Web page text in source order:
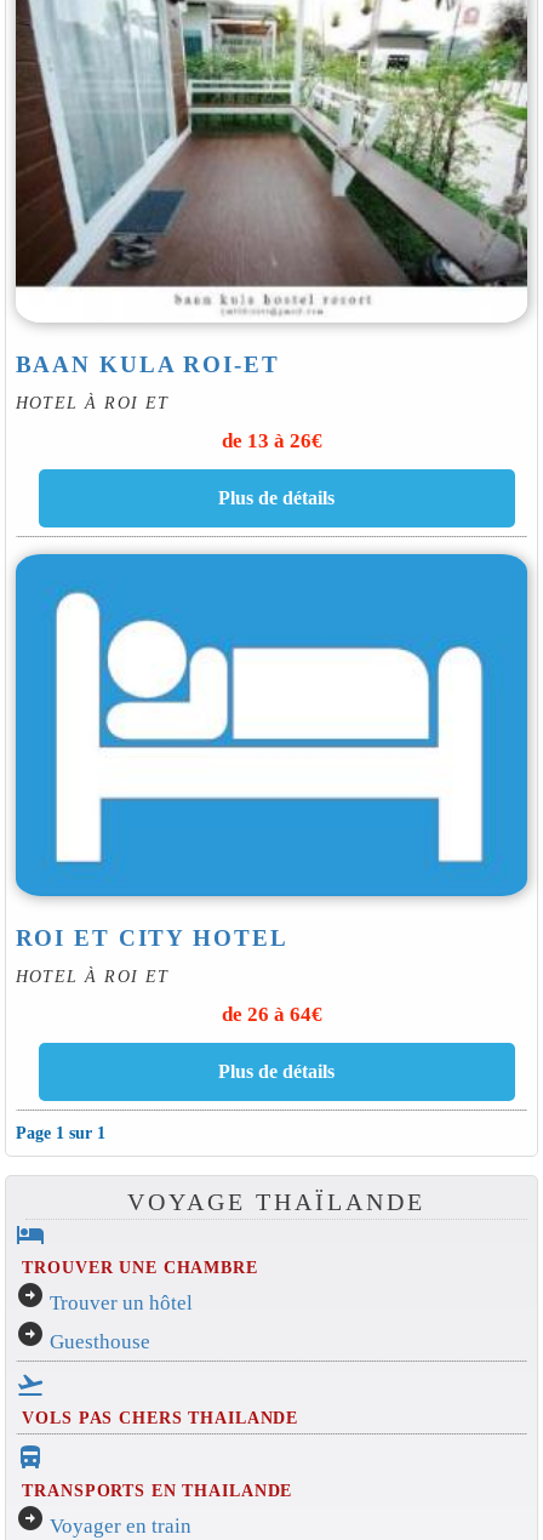
BAAN KULA ROI-ET
HOTEL À ROI ET
de 13 à 26€
ROI ET CITY HOTEL
HOTEL À ROI ET
de 26 à 64€
Page 1 sur 1
VOYAGE THAÏLANDE
hotel
TROUVER UNE CHAMBRE
arrow_circle_right Trouver un hôtel
arrow_circle_right Guesthouse
flight_takeoff
VOLS PAS CHERS THAILANDE
directions_bus_filled
TRANSPORTS EN THAILANDE
arrow_circle_right Voyager en train